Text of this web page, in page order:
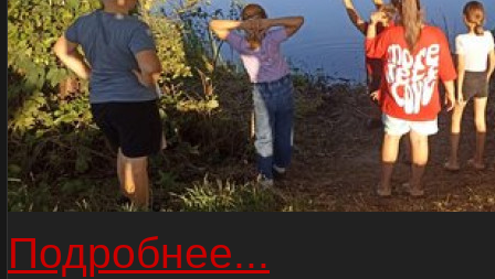
Подробнее...